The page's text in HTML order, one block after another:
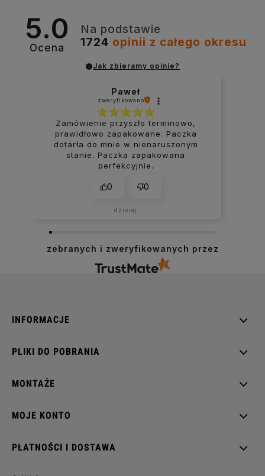
5.0
Ocena
Na podstawie
1724 opinii z całego okresu
Jak zbieramy opinie?
Paweł
zweryfikowano
Zamówienie przyszło terminowo,
prawidłowo zapakowane. Paczka
dotarła do mnie w nienaruszonym
stanie. Paczka zapakowana
perfekcyjnie.
0 0
dzisiaj
zebranych i zweryfikowanych przez
INFORMACJE
PLIKI DO POBRANIA
MONTAŻE
MOJE KONTO
PŁATNOŚCI I DOSTAWA